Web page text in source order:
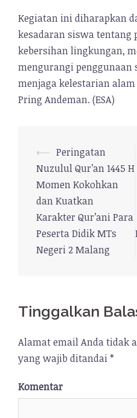
Kegiatan ini diharapkan
kesadaran siswa tentang
kebersihan lingkungan,
mengurangi penggunaan
menjaga kelestarian
Pring Andeman. (ESA)
Navigasi
Tulisan
⟵ Peringatan
Nuzulul Qur’an 1445 H
Momen Kokohkan
dan Kuatkan
Karakter Qur’ani Para
Peserta Didik MTs
Negeri 2 Malang
Tinggalkan
Alamat email Anda tidak
yang wajib ditandai*
Komentar